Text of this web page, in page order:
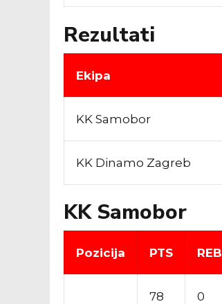
Rezultati
Ekipa
KK Samobor
KK Dinamo Zagreb
KK Samobor
Pozicija PTS REB
78 0